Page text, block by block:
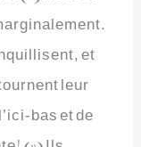
et
leur
bas et de